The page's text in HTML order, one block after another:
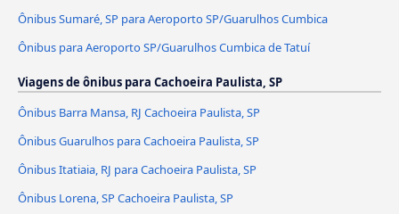
Ônibus Sumaré, SP para Aeroporto SP/Guarulhos Cumbica
Ônibus para Aeroporto SP/Guarulhos Cumbica de Tatuí
Viagens de ônibus para Cachoeira Paulista, SP
Ônibus Barra Mansa, RJ Cachoeira Paulista, SP
Ônibus Guarulhos para Cachoeira Paulista, SP
Ônibus Itatiaia, RJ para Cachoeira Paulista, SP
Ônibus Lorena, SP Cachoeira Paulista, SP